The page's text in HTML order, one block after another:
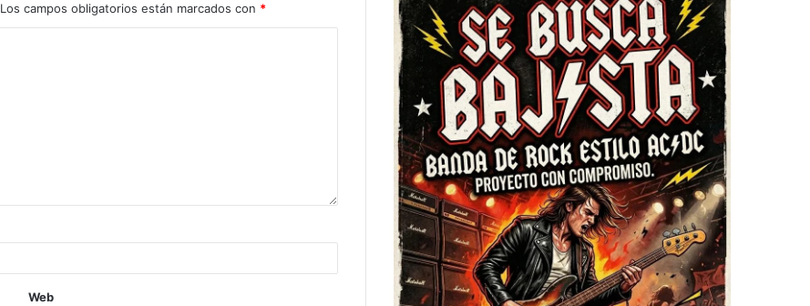
Los campos obligatorios están marcados con *
Web